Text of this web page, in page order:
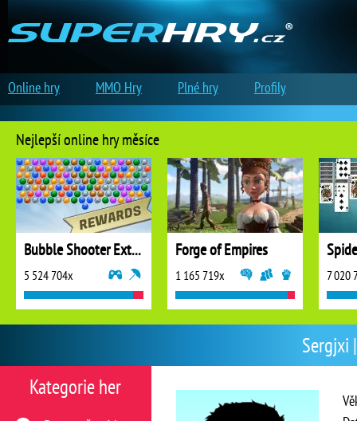
Sergjxi
Kategorie her
Nejlepší online hry měsíce
Bubble Shooter Extreme
5 524 704x
Forge of Empires
1 165 719x 7 020
Online hry MMO Hry Plné hry Profily